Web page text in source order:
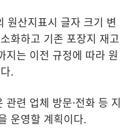
원산지표시 글자 크기 변
화하고 기존 포장지 재고
지는 이전 규정에 따라 원
.
련 업체 방문·전화 등 지
운영할 계획이다.